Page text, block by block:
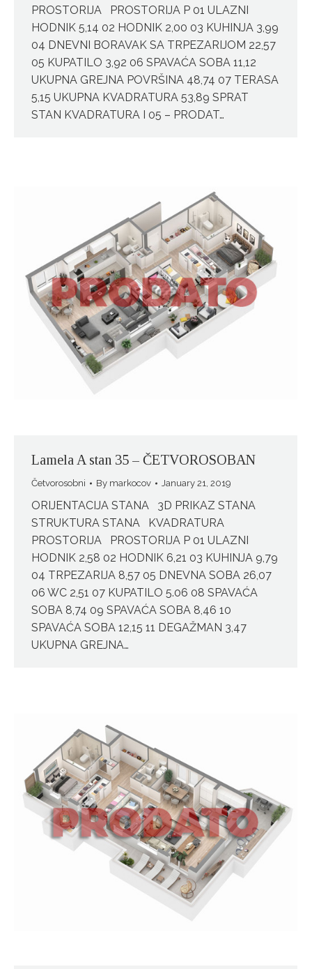
PROSTORIJA PROSTORIJA P 01 ULAZNI
HODNIK 5,14 02 HODNIK 2,00 03 KUHINJA 3,99
04 DNEVNI BORAVAK SA TRPEZARIJOM 22,57
05 KUPATILO 3,92 06 SPAVAĆA SOBA 11,12
UKUPNA GREJNA POVRŠINA 48,74 07 TERASA
5,15 UKUPNA KVADRATURA 53,89 SPRAT
STAN KVADRATURA I 05 – PRODAT…
Lamela A stan 35 – ČETVOROSOBAN
Četvorosobni By markocov January 21, 2019
ORIJENTACIJA STANA 3D PRIKAZ STANA
STRUKTURA STANA KVADRATURA
PROSTORIJA PROSTORIJA P 01 ULAZNI
HODNIK 2,58 02 HODNIK 6,21 03 KUHINJA 9,79
04 TRPEZARIJA 8,57 05 DNEVNA SOBA 26,07
06 WC 2,51 07 KUPATILO 5.06 08 SPAVAĆA
SOBA 8,74 09 SPAVAĆA SOBA 8,46 10
SPAVAĆA SOBA 12,15 11 DEGAŽMAN 3,47
UKUPNA GREJNA…